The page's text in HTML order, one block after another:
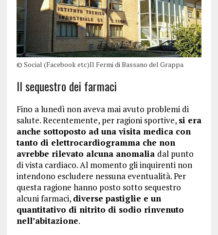
© Social (Facebook etc)Il Fermi di Bassano del Grappa
Il sequestro dei farmaci
Fino a lunedì non aveva mai avuto problemi di
salute. Recentemente, per ragioni sportive, si era
anche sottoposto ad una visita medica con
tanto di elettrocardiogramma che non
avrebbe rilevato alcuna anomalia dal punto
di vista cardiaco. Al momento gli inquirenti non
intendono escludere nessuna eventualità. Per
questa ragione hanno posto sotto sequestro
alcuni farmaci, diverse pastiglie e un
quantitativo di nitrito di sodio rinvenuto
nell’abitazione.